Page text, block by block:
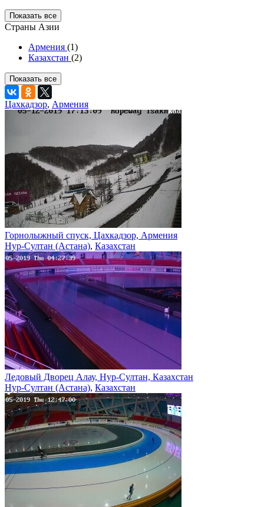
Показать все
Страны Азии
Армения (1)
Казахстан (2)
Показать все
Цахкадзор, Армения
Горнолыжный спуск, Цахкадзор, Армения
Нур-Султан (Астана), Казахстан
Ледовый Дворец Алау, Нур-Султан, Казахстан
Нур-Султан (Астана), Казахстан